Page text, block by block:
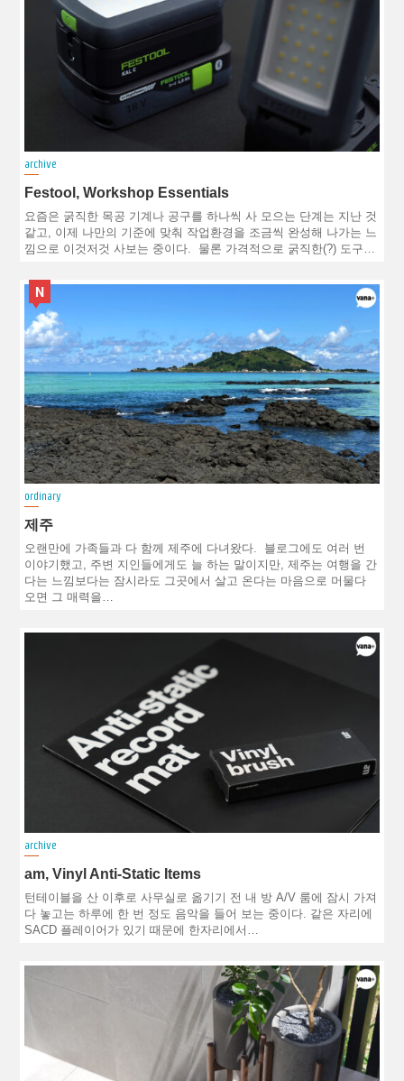
archive
Festool, Workshop Essentials
요즘은 굵직한 목공 기계나 공구를 하나씩 사 모으는 단계는 지난 것
같고, 이제 나만의 기준에 맞춰 작업환경을 조금씩 완성해 나가는 느
낌으로 이것저것 사보는 중이다. 물론 가격적으로 굵직한(?) 도구…
N
ordinary
제주
오랜만에 가족들과 다 함께 제주에 다녀왔다. 블로그에도 여러 번
이야기했고, 주변 지인들에게도 늘 하는 말이지만, 제주는 여행을 간
다는 느낌보다는 잠시라도 그곳에서 살고 온다는 마음으로 머물다
오면 그 매력을…
archive
am, Vinyl Anti-Static Items
턴테이블을 산 이후로 사무실로 옮기기 전 내 방 A/V 룸에 잠시 가져
다 놓고는 하루에 한 번 정도 음악을 들어 보는 중이다. 같은 자리에
SACD 플레이어가 있기 때문에 한자리에서…